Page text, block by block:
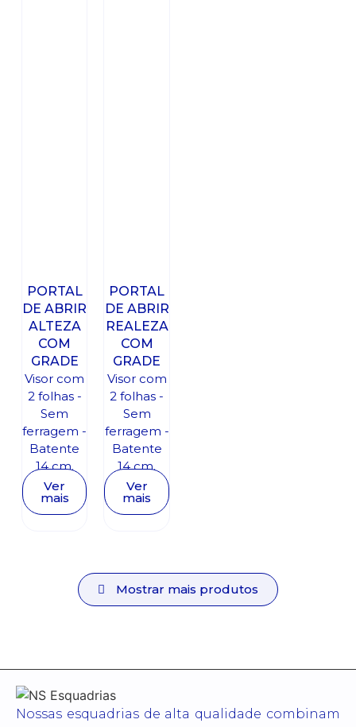
PORTAL
DE ABRIR
ALTEZA
COM
GRADE
Visor com
2 folhas -
Sem
ferragem -
Batente
14 cm.
Ver
mais
PORTAL
DE ABRIR
REALEZA
COM
GRADE
Visor com
2 folhas -
Sem
ferragem -
Batente
14 cm.
Ver
mais
Mostrar mais produtos
Nossas esquadrias de alta qualidade combinam